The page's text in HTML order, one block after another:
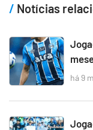
Notícias
há 9